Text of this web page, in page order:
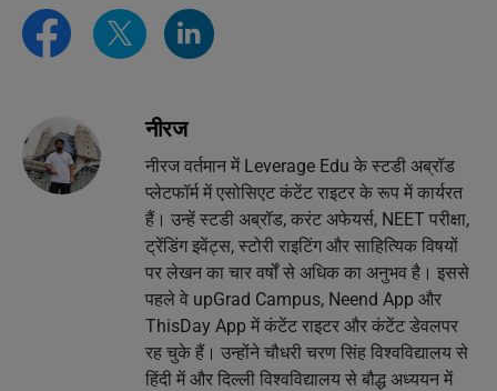
नीरज
नीरज वर्तमान में Leverage Edu के स्टडी अब्रॉड
प्लेटफॉर्म में एसोसिएट कंटेंट राइटर के रूप में कार्यरत
हैं। उन्हें स्टडी अब्रॉड, करंट अफेयर्स, NEET परीक्षा,
ट्रेंडिंग इवेंट्स, स्टोरी राइटिंग और साहित्यिक विषयों
पर लेखन का चार वर्षों से अधिक का अनुभव है। इससे
पहले वे upGrad Campus, Neend App और
ThisDay App में कंटेंट राइटर और कंटेंट डेवलपर
रह चुके हैं। उन्होंने चौधरी चरण सिंह विश्वविद्यालय से
हिंदी में और दिल्ली विश्वविद्यालय से बौद्ध अध्ययन में